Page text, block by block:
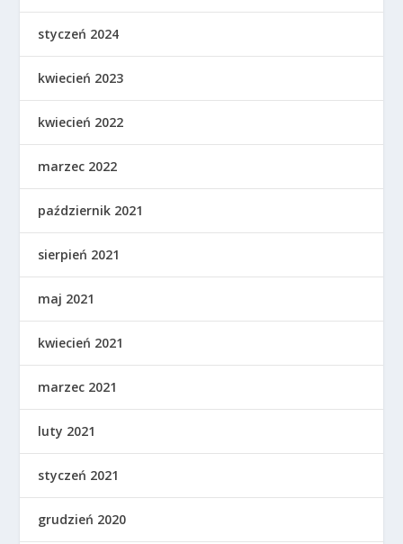
styczeń 2024
kwiecień 2023
kwiecień 2022
marzec 2022
październik 2021
sierpień 2021
maj 2021
kwiecień 2021
marzec 2021
luty 2021
styczeń 2021
grudzień 2020